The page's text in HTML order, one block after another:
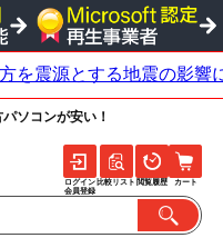
ソコンが安い！
ログイン
会員登録
比較リスト 閲覧履歴 カート